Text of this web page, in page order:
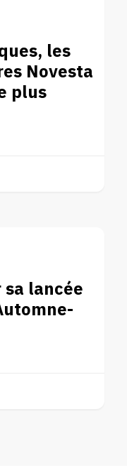
les
Novesta
plus
lancée